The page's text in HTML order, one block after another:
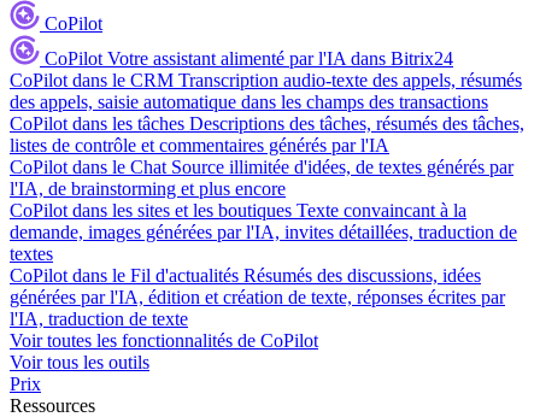
CoPilot
CoPilot Votre assistant alimenté par l'IA dans Bitrix24
CoPilot dans le CRM Transcription audio-texte des appels, résumés
des appels, saisie automatique dans les champs des transactions
CoPilot dans les tâches Descriptions des tâches, résumés des tâches,
listes de contrôle et commentaires générés par l'IA
CoPilot dans le Chat Source illimitée d'idées, de textes générés par
l'IA, de brainstorming et plus encore
CoPilot dans les sites et les boutiques Texte convaincant à la
demande, images générées par l'IA, invites détaillées, traduction de
textes
CoPilot dans le Fil d'actualités Résumés des discussions, idées
générées par l'IA, édition et création de texte, réponses écrites par
l'IA, traduction de texte
Voir toutes les fonctionnalités de CoPilot
Voir tous les outils
Prix
Ressources